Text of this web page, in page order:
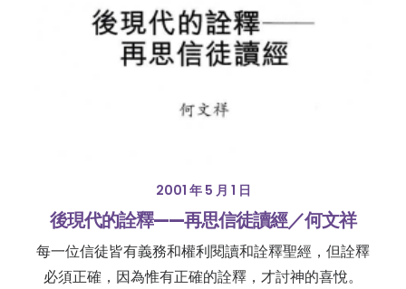
2001 年 5 月 1 日
後現代的詮釋——再思信徒讀經／何文祥
每一位信徒皆有義務和權利閱讀和詮釋聖經，但詮釋
必須正確，因為惟有正確的詮釋，才討神的喜悅。